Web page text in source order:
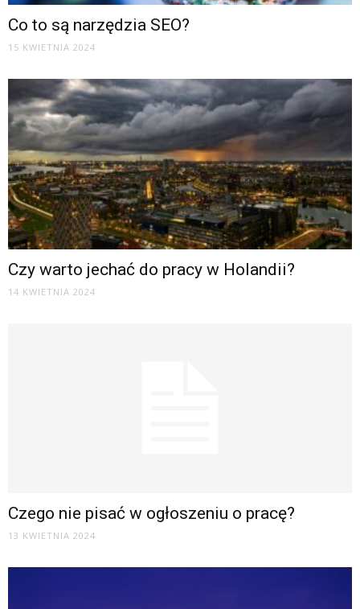
Co to są narzędzia SEO?
15 KWIETNIA 2024
Czy warto jechać do pracy w Holandii?
14 KWIETNIA 2024
Czego nie pisać w ogłoszeniu o pracę?
13 KWIETNIA 2024